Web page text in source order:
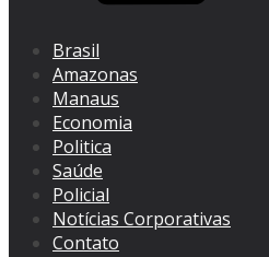
Brasil
Amazonas
Manaus
Economia
Politica
Saúde
Policial
Notícias Corporativas
Contato